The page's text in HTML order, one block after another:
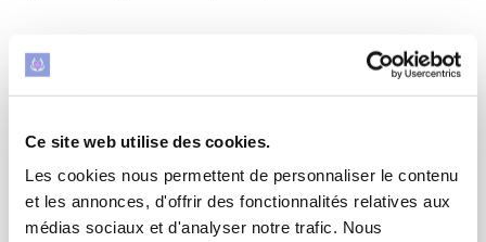
Ce site web utilise des cookies.
Les cookies nous permettent de personnaliser le contenu
et les annonces, d'offrir des fonctionnalités relatives aux
médias sociaux et d'analyser notre trafic. Nous